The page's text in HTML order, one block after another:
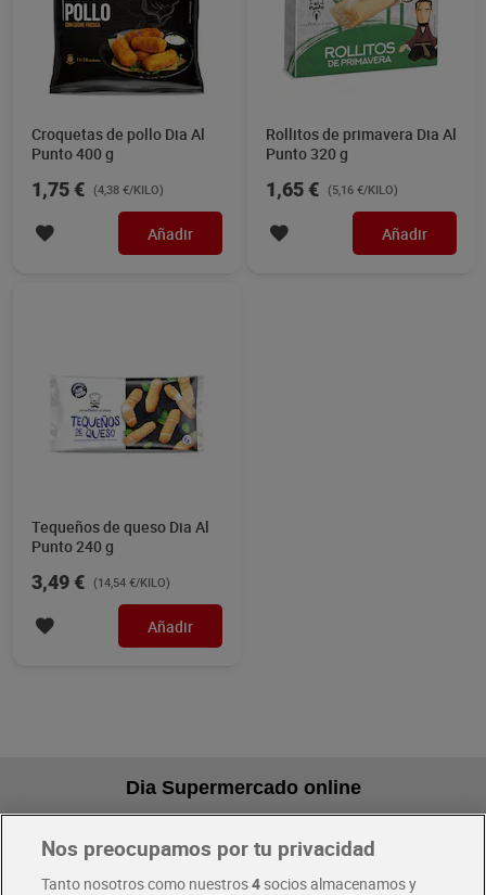
Croquetas de pollo Dia Al
Punto 400 g
1,75 € (4,38 €/KILO)
Añadir
Rollitos de primavera Dia Al
Punto 320 g
1,65 € (5,16 €/KILO)
Añadir
Tequeños de queso Dia Al
Punto 240 g
3,49 € (14,54 €/KILO)
Añadir
Dia Supermercado online
Pide hoy, recibe hoy
Nos preocupamos por tu privacidad
Tanto nosotros como nuestros4socios almacenamos y